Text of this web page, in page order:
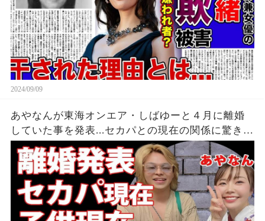
2024/09/09
あやなんが東海オンエア・しばゆーと４月に離婚
していた事を発表...セカパとの現在の関係に驚きを
隠せない...『しばゆー＆あやなん』夫婦の精神崩壊
した現在がヤバい...